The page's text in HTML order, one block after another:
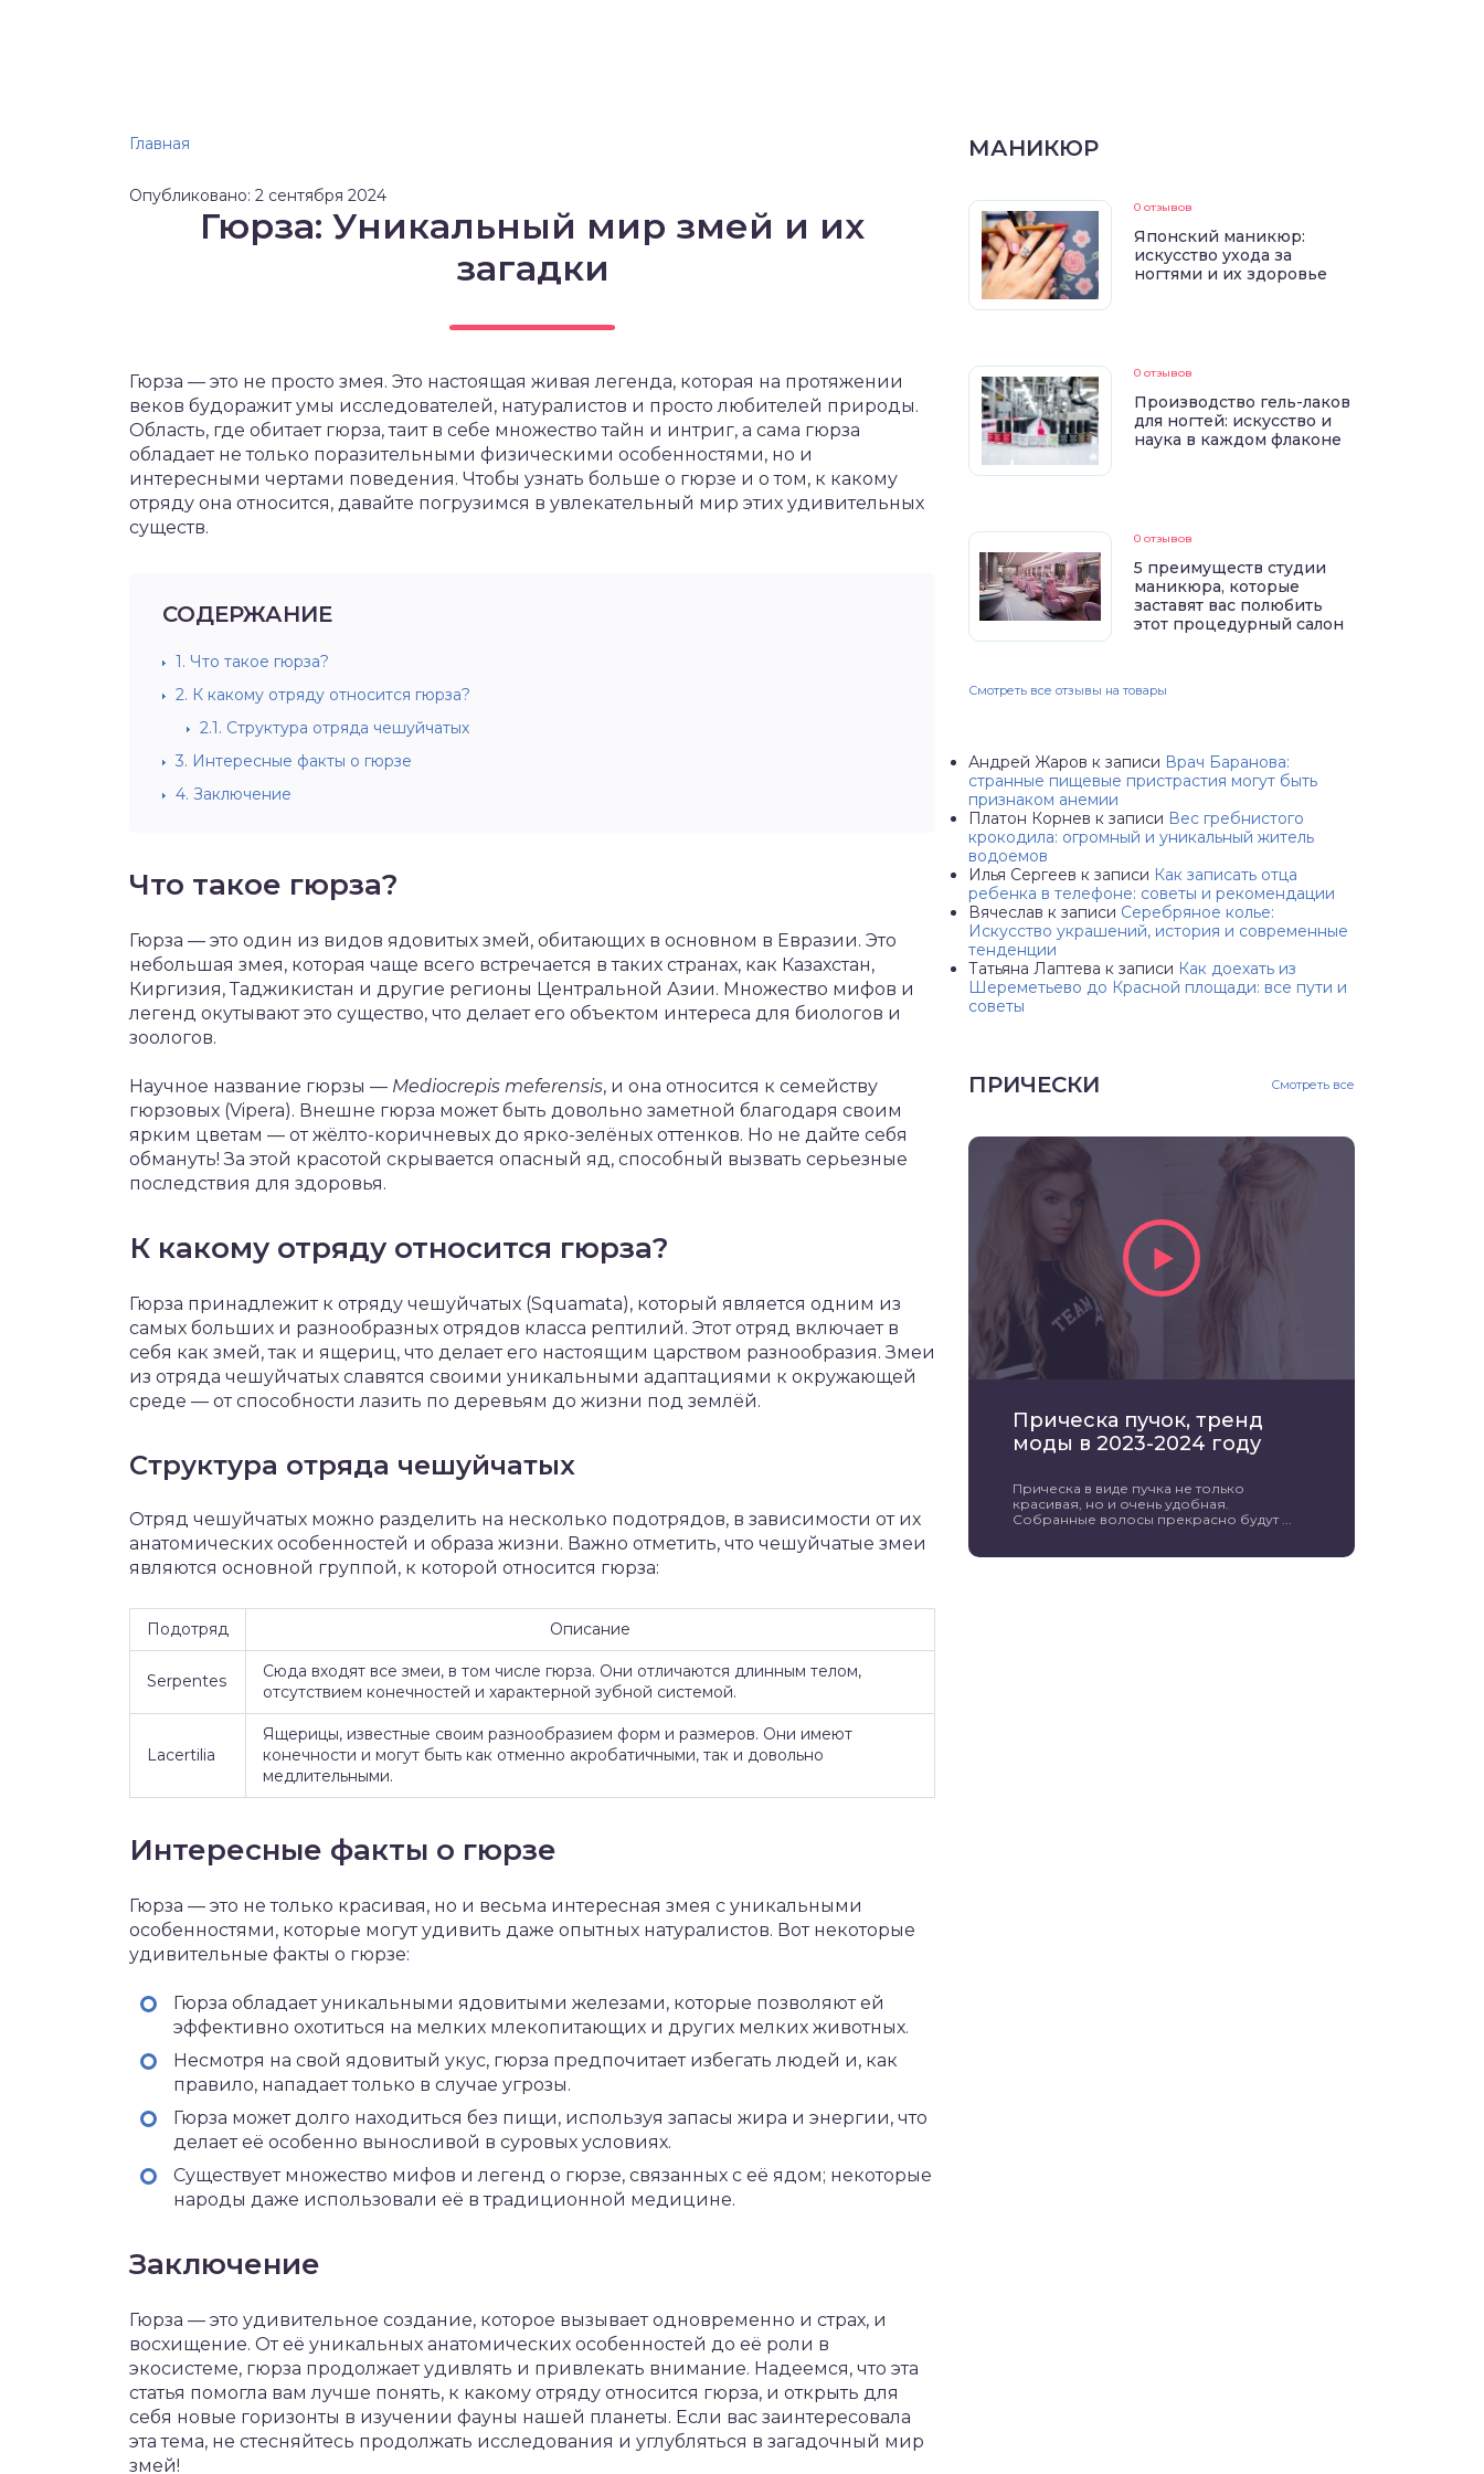
Главная
Опубликовано: 2 сентября 2024
Гюрза: Уникальный мир змей и их
загадки
Гюрза — это не просто змея. Это настоящая живая легенда, которая на протяжении
веков будоражит умы исследователей, натуралистов и просто любителей природы.
Область, где обитает гюрза, таит в себе множество тайн и интриг, а сама гюрза
обладает не только поразительными физическими особенностями, но и
интересными чертами поведения. Чтобы узнать больше о гюрзе и о том, к какому
отряду она относится, давайте погрузимся в увлекательный мир этих удивительных
существ.
СОДЕРЖАНИЕ
1. Что такое гюрза?
2. К какому отряду относится гюрза?
2.1. Структура отряда чешуйчатых
3. Интересные факты о гюрзе
4. Заключение
Что такое гюрза?
Гюрза — это один из видов ядовитых змей, обитающих в основном в Евразии. Это
небольшая змея, которая чаще всего встречается в таких странах, как Казахстан,
Киргизия, Таджикистан и другие регионы Центральной Азии. Множество мифов и
легенд окутывают это существо, что делает его объектом интереса для биологов и
зоологов.
Научное название гюрзы — Mediocrepis meferensis, и она относится к семейству
гюрзовых (Vipera). Внешне гюрза может быть довольно заметной благодаря своим
ярким цветам — от жёлто-коричневых до ярко-зелёных оттенков. Но не дайте себя
обмануть! За этой красотой скрывается опасный яд, способный вызвать серьезные
последствия для здоровья.
К какому отряду относится гюрза?
Гюрза принадлежит к отряду чешуйчатых (Squamata), который является одним из
самых больших и разнообразных отрядов класса рептилий. Этот отряд включает в
себя как змей, так и ящериц, что делает его настоящим царством разнообразия. Змеи
из отряда чешуйчатых славятся своими уникальными адаптациями к окружающей
среде — от способности лазить по деревьям до жизни под землёй.
Структура отряда чешуйчатых
Отряд чешуйчатых можно разделить на несколько подотрядов, в зависимости от их
анатомических особенностей и образа жизни. Важно отметить, что чешуйчатые змеи
являются основной группой, к которой относится гюрза:
Подотряд Описание
Serpentes
Сюда входят все змеи, в том числе гюрза. Они отличаются длинным телом,
отсутствием конечностей и характерной зубной системой.
Lacertilia
Ящерицы, известные своим разнообразием форм и размеров. Они имеют
конечности и могут быть как отменно акробатичными, так и довольно
медлительными.
Интересные факты о гюрзе
Гюрза — это не только красивая, но и весьма интересная змея с уникальными
особенностями, которые могут удивить даже опытных натуралистов. Вот некоторые
удивительные факты о гюрзе:
Гюрза обладает уникальными ядовитыми железами, которые позволяют ей
эффективно охотиться на мелких млекопитающих и других мелких животных.
Несмотря на свой ядовитый укус, гюрза предпочитает избегать людей и, как
правило, нападает только в случае угрозы.
Гюрза может долго находиться без пищи, используя запасы жира и энергии, что
делает её особенно выносливой в суровых условиях.
Существует множество мифов и легенд о гюрзе, связанных с её ядом; некоторые
народы даже использовали её в традиционной медицине.
Заключение
Гюрза — это удивительное создание, которое вызывает одновременно и страх, и
восхищение. От её уникальных анатомических особенностей до её роли в
экосистеме, гюрза продолжает удивлять и привлекать внимание. Надеемся, что эта
статья помогла вам лучше понять, к какому отряду относится гюрза, и открыть для
себя новые горизонты в изучении фауны нашей планеты. Если вас заинтересовала
эта тема, не стесняйтесь продолжать исследования и углубляться в загадочный мир
змей!
МАНИКЮР
0 отзывов
Японский маникюр:
искусство ухода за
ногтями и их здоровье
0 отзывов
Производство гель-лаков
для ногтей: искусство и
наука в каждом флаконе
0 отзывов
5 преимуществ студии
маникюра, которые
заставят вас полюбить
этот процедурный салон
Смотреть все отзывы на товары
Андрей Жаров к записи Врач Баранова:
странные пищевые пристрастия могут быть
признаком анемии
Платон Корнев к записи Вес гребнистого
крокодила: огромный и уникальный житель
водоемов
Илья Сергеев к записи Как записать отца
ребенка в телефоне: советы и рекомендации
Вячеслав к записи Серебряное колье:
Искусство украшений, история и современные
тенденции
Татьяна Лаптева к записи Как доехать из
Шереметьево до Красной площади: все пути и
советы
ПРИЧЕСКИ Смотреть все
Прическа пучок, тренд
моды в 2023-2024 году
Прическа в виде пучка не только
красивая, но и очень удобная.
Собранные волосы прекрасно будут ...